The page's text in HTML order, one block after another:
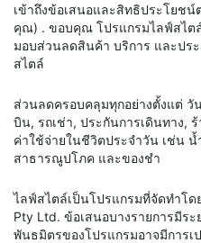
เข้าถึงข้อเสนอและสิทธิประโยช
คุณ) . ขอบคุณ โปรแกรมไลฟ์สไต
มอบส่วนลดสินค้า บริการ และปร
สไตล์
ส่วนลดครอบคลุมทุกอย่างตั้งแต่ วั
บิน, รถเช่า, ประกันการเดินทาง,
ค่าใช้จ่ายในชีวิตประจำวัน เช่น
สาธารณูปโภค และของชำ
ไลฟ์สไตล์เป็นโปรแกรมที่จัดทำโด
Pty Ltd. ข้อเสนอบางรายการมีร
พันธมิตรของโปรแกรมอาจมีการเ